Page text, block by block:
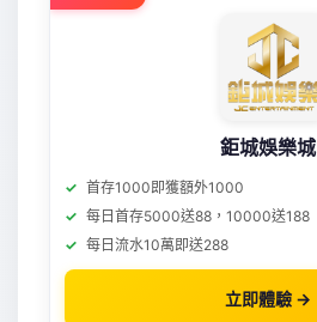
鉅城娛樂城
首存1000即獲額外1000
每日首存5000送88，10000送188
每日流水10萬即送288
立即體驗 →